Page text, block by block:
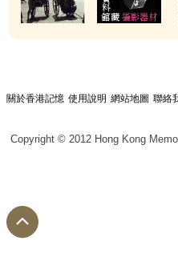
關於香港記憶 使用說明 網站地圖 聯絡
Copyright © 2012 Hong Kong